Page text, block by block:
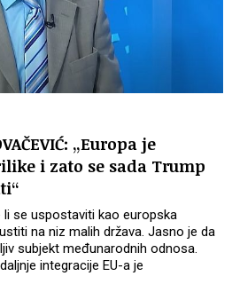
„Europa je
i zato se sada Trump
se uspostaviti kao europska
na niz malih država. Jasno je da
subjekt međunarodnih odnosa.
integracije EU-a je